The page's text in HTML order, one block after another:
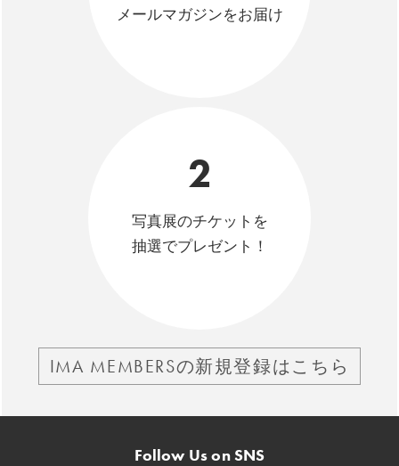
メールマガジンをお届け
2
写真展のチケットを
抽選でプレゼント！
IMA MEMBERSの新規登録はこちら
Follow Us on SNS